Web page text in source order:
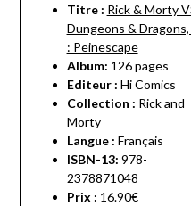
Titre : Rick & Morty
Dungeons &
: Peinescape
Album: 126 pages
Editeur : Hi Comics
Collection : Rick and
Morty
Langue : Français
ISBN-13: 978-
2378871048
Prix : 16.90€